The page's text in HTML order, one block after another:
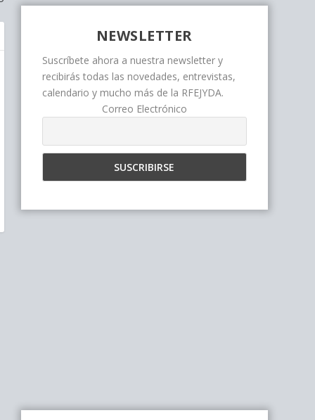
NEWSLETTER
Suscríbete ahora a nuestra newsletter y
recibirás todas las novedades, entrevistas,
calendario y mucho más de la RFEJYDA.
Correo Electrónico